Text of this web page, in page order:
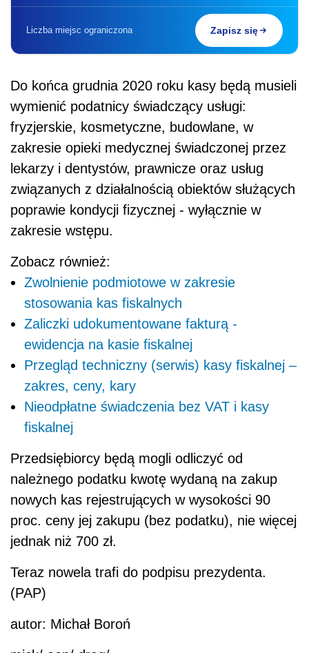
Liczba miejsc ograniczona Zapisz się
Do końca grudnia 2020 roku kasy będą musieli
wymienić podatnicy świadczący usługi:
fryzjerskie, kosmetyczne, budowlane, w
zakresie opieki medycznej świadczonej przez
lekarzy i dentystów, prawnicze oraz usług
związanych z działalnością obiektów służących
poprawie kondycji fizycznej - wyłącznie w
zakresie wstępu.
Zobacz również:
Zwolnienie podmiotowe w zakresie
stosowania kas fiskalnych
Zaliczki udokumentowane fakturą -
ewidencja na kasie fiskalnej
Przegląd techniczny (serwis) kasy fiskalnej –
zakres, ceny, kary
Nieodpłatne świadczenia bez VAT i kasy
fiskalnej
Przedsiębiorcy będą mogli odliczyć od
należnego podatku kwotę wydaną na zakup
nowych kas rejestrujących w wysokości 90
proc. ceny jej zakupu (bez podatku), nie więcej
jednak niż 700 zł.
Teraz nowela trafi do podpisu prezydenta.
(PAP)
autor: Michał Boroń